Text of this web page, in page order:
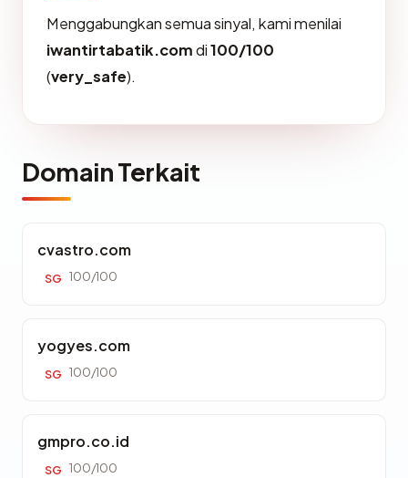
Menggabungkan semua sinyal, kami menilai
iwantirtabatik.comdi100/100
(very_safe).
Domain Terkait
cvastro.com
SG 100/100
yogyes.com
SG 100/100
gmpro.co.id
SG 100/100